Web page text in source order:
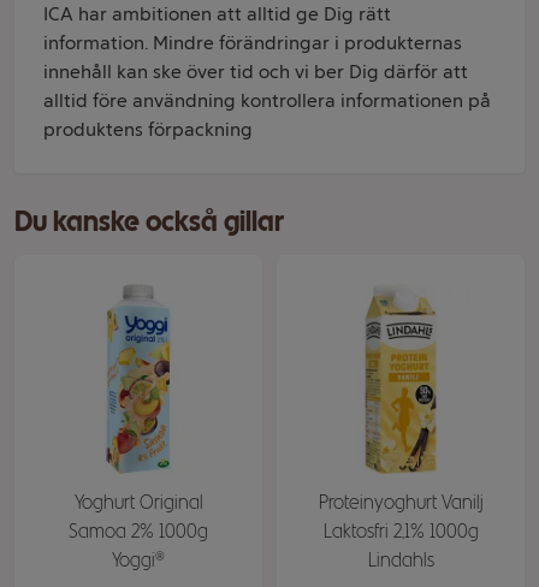
ICA har ambitionen att alltid ge Dig rätt
information. Mindre förändringar i produkternas
innehåll kan ske över tid och vi ber Dig därför att
alltid före användning kontrollera informationen på
produktens förpackning
Du kanske också gillar
Yoghurt Original
Samoa 2% 1000g
Yoggi®
Proteinyoghurt Vanilj
Laktosfri 2,1% 1000g
Lindahls